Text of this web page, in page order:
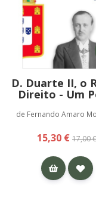
D. Duarte II, o
Direito - Um
de Fernando Amaro
15,30 € 17,00 €